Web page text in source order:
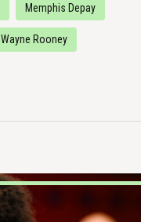
Memphis Depay
Wayne Rooney